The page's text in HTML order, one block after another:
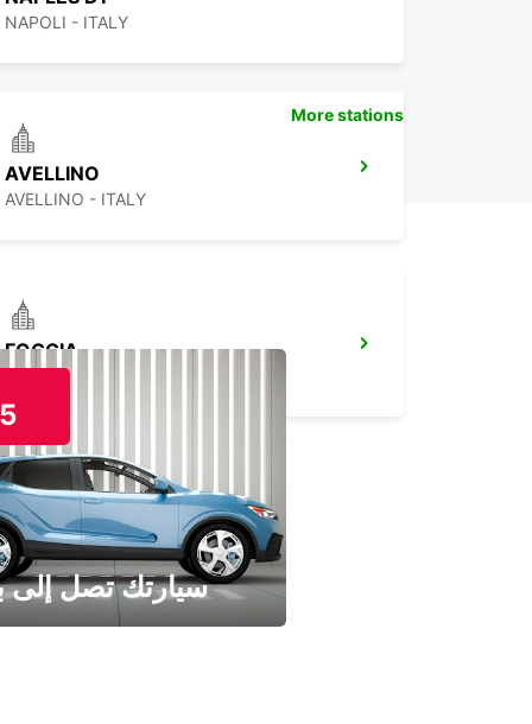
NAPOLI - ITALY
AVELLINO
AVELLINO - ITALY
FOGGIA
FOGGIA - ITALY
More stations
سيارتك تصل إلى